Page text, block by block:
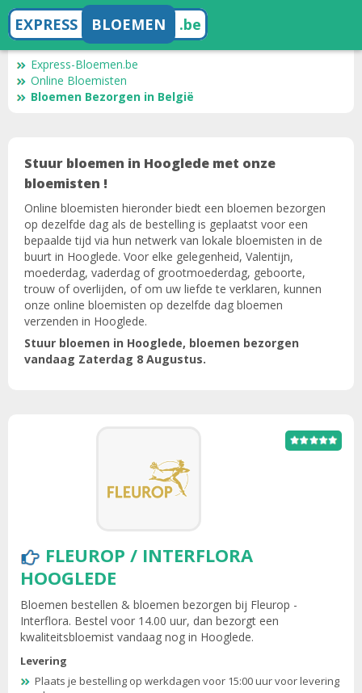
EXPRESS BLOEMEN .be
Express-Bloemen.be
Online Bloemisten
Bloemen Bezorgen in België
Stuur bloemen in Hooglede met onze
bloemisten !
Online bloemisten hieronder biedt een bloemen bezorgen
op dezelfde dag als de bestelling is geplaatst voor een
bepaalde tijd via hun netwerk van lokale bloemisten in de
buurt in Hooglede. Voor elke gelegenheid, Valentijn,
moederdag, vaderdag of grootmoederdag, geboorte,
trouw of overlijden, of om uw liefde te verklaren, kunnen
onze online bloemisten op dezelfde dag bloemen
verzenden in Hooglede.
Stuur bloemen in Hooglede, bloemen bezorgen
vandaag Zaterdag 8 Augustus.
FLEUROP / INTERFLORA
HOOGLEDE
Bloemen bestellen & bloemen bezorgen bij Fleurop -
Interflora. Bestel voor 14.00 uur, dan bezorgt een
kwaliteitsbloemist vandaag nog in Hooglede.
Levering
Plaats je bestelling op werkdagen voor 15:00 uur voor levering